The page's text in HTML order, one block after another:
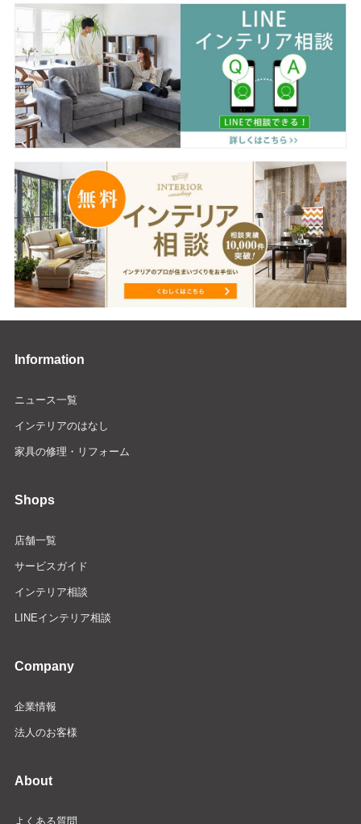
Information
ニュース一覧
インテリアのはなし
家具の修理・リフォーム
Shops
店舗一覧
サービスガイド
インテリア相談
LINEインテリア相談
Company
企業情報
法人のお客様
About
よくある質問